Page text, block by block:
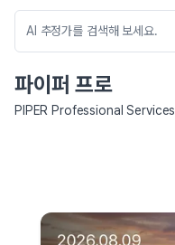
파이퍼 프로
PIPER Professional Services